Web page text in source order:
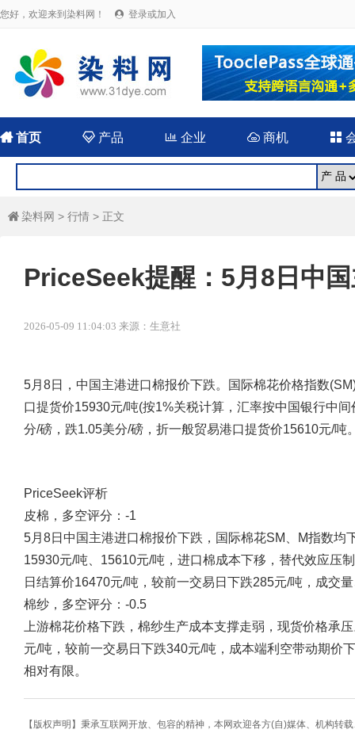
您好，欢迎来到染料网！  登录或加入
首页  产品  企业  商机 
 染料网 > 行情 > 正文
PriceSeek提醒：5月8日中
2026-05-09 11:04:03 来源：生意社
5月8日，中国主港进口棉报价下跌。国际棉花价格指数
口提货价15930元/吨(按1%关税计算，汇率按中国银行中
分/磅，跌1.05美分/磅，折一般贸易港口提货价15610元/吨
PriceSeek评析
皮棉，多空评分：-1
5月8日中国主港进口棉报价下跌，国际棉花SM、M指数均
15930元/吨、15610元/吨，进口棉成本下移，替代效应压
日结算价16470元/吨，较前一交易日下跌285元/吨，成交
棉纱，多空评分：-0.5
上游棉花价格下跌，棉纱生产成本支撑走弱，现货价格承
元/吨，较前一交易日下跌340元/吨，成本端利空带动期价
相对有限。
【版权声明】秉承互联网开放、包容的精神，本网欢迎各方(自)媒体、机构转